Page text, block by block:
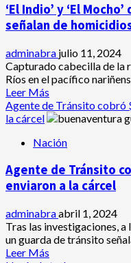
En
Mallama
desarticulan
banda
Los
del
Arco.
Cayó
alias
Lalo
‘El Indio’ y ‘El
señalan de
adminabra julio 11, 2024
Capturado cabecilla de la
Ríos en el pacífico
Leer Más
más
acerca
‘El
y
‘El
detenidos
en
Tumaco
Agente de Tránsito cobró
la cárcel
Nación
Agente de Tránsito
enviaron a la cárcel
adminabraabril 1, 2024
Tras las investigaciones,
un guarda de tránsito
Leer Más